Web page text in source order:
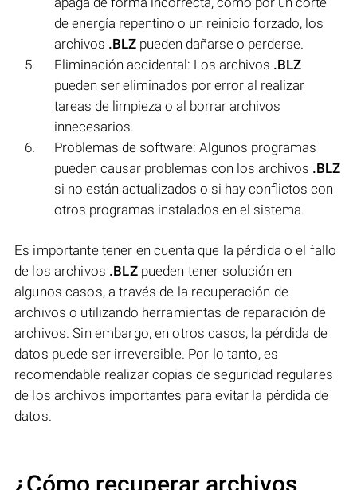
de energía repentino o un reinicio forzado, los
archivos .BLZ pueden dañarse o perderse.
Eliminación accidental: Los archivos .BLZ
pueden ser eliminados por error al realizar
tareas de limpieza o al borrar archivos
innecesarios.
Problemas de software: Algunos programas
pueden causar problemas con los archivos .BLZ
si no están actualizados o si hay conflictos con
otros programas instalados en el sistema.
Es importante tener en cuenta que la pérdida o el fallo
de los archivos .BLZpueden tener solución en
algunos casos, a través de la recuperación de
archivos o utilizando herramientas de reparación de
archivos. Sin embargo, en otros casos, la pérdida de
datos puede ser irreversible. Por lo tanto, es
recomendable realizar copias de seguridad regulares
de los archivos importantes para evitar la pérdida de
datos.
¿Cómo recuperar archivos